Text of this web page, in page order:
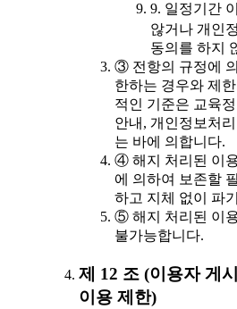
9. 일정기간
않거나 개인
동의를 하지
③ 전항의 규정에
한하는 경우와 제
적인 기준은 교육
안내, 개인정보처
는 바에 의합니다.
④ 해지 처리된 이
에 의하여 보존할
하고 지체 없이 파
⑤ 해지 처리된 이
불가능합니다.
제 12 조 (이용자 게
이용 제한)